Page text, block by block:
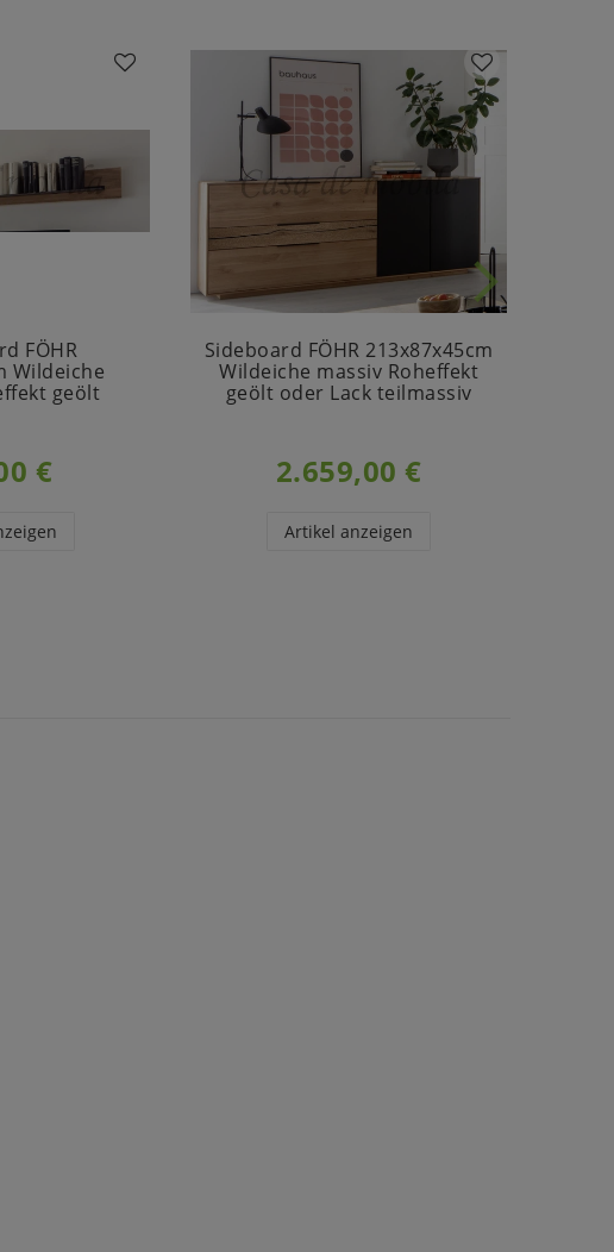
FÖHR
Wildeiche
geölt
€
Sideboard FÖHR 213x87x45cm
Wildeiche massiv Roheffekt
geölt oder Lack teilmassiv
2.659,00 €
Artikel anzeigen